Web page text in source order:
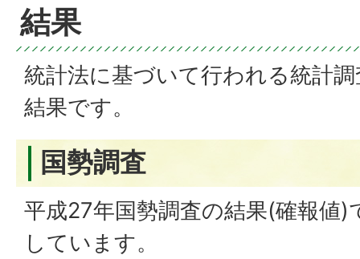
結果
統計法に基づいて行われる統計
結果です。
国勢調査
平成27年国勢調査の結果(確報値)
しています。